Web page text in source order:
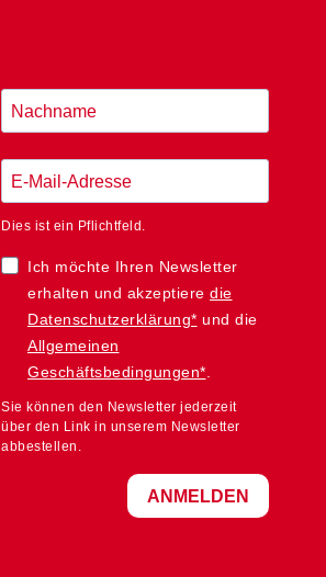
Dies ist ein Pflichtfeld.
Ich möchte Ihren Newsletter
erhalten und akzeptiere die
Datenschutzerklärung* und die
Allgemeinen
Geschäftsbedingungen*.
Sie können den Newsletter jederzeit
über den Link in unserem Newsletter
abbestellen.
ANMELDEN